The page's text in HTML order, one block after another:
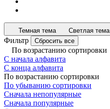
Темная тема Светлая тема
Фильтр Сбросить все
По возрастанию сортировки
С начала алфавита
С конца алфавита
По возрастанию сортировки
По убыванию сортировки
Сначала непопулярные
Сначала популярные